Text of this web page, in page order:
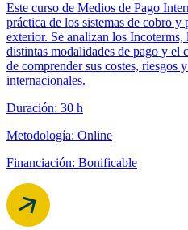
Este curso de Medios de Pago
práctica de los sistemas de cobro
exterior. Se analizan los
distintas modalidades de pago y el
de comprender sus costes, riesgos
internacionales.
Duración: 30 h
Metodología: Online
Financiación: Bonificable